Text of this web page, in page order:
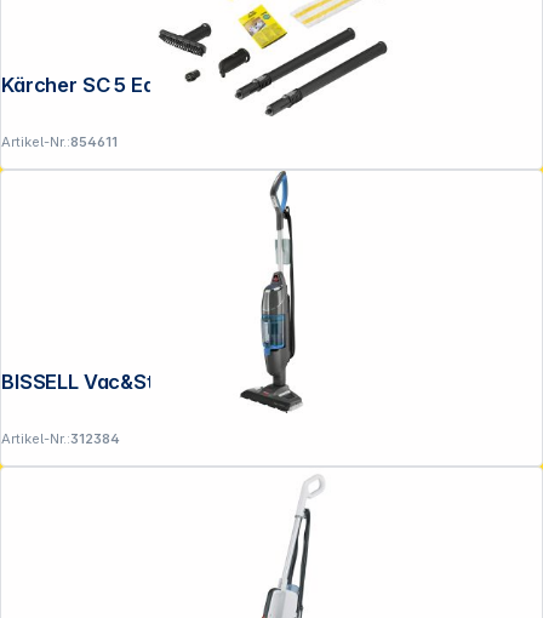
Kärcher SC 5 EasyFix Iron Plug
Artikel-Nr.:854611
BISSELL Vac&Steam Dampfreiniger
Artikel-Nr.:312384